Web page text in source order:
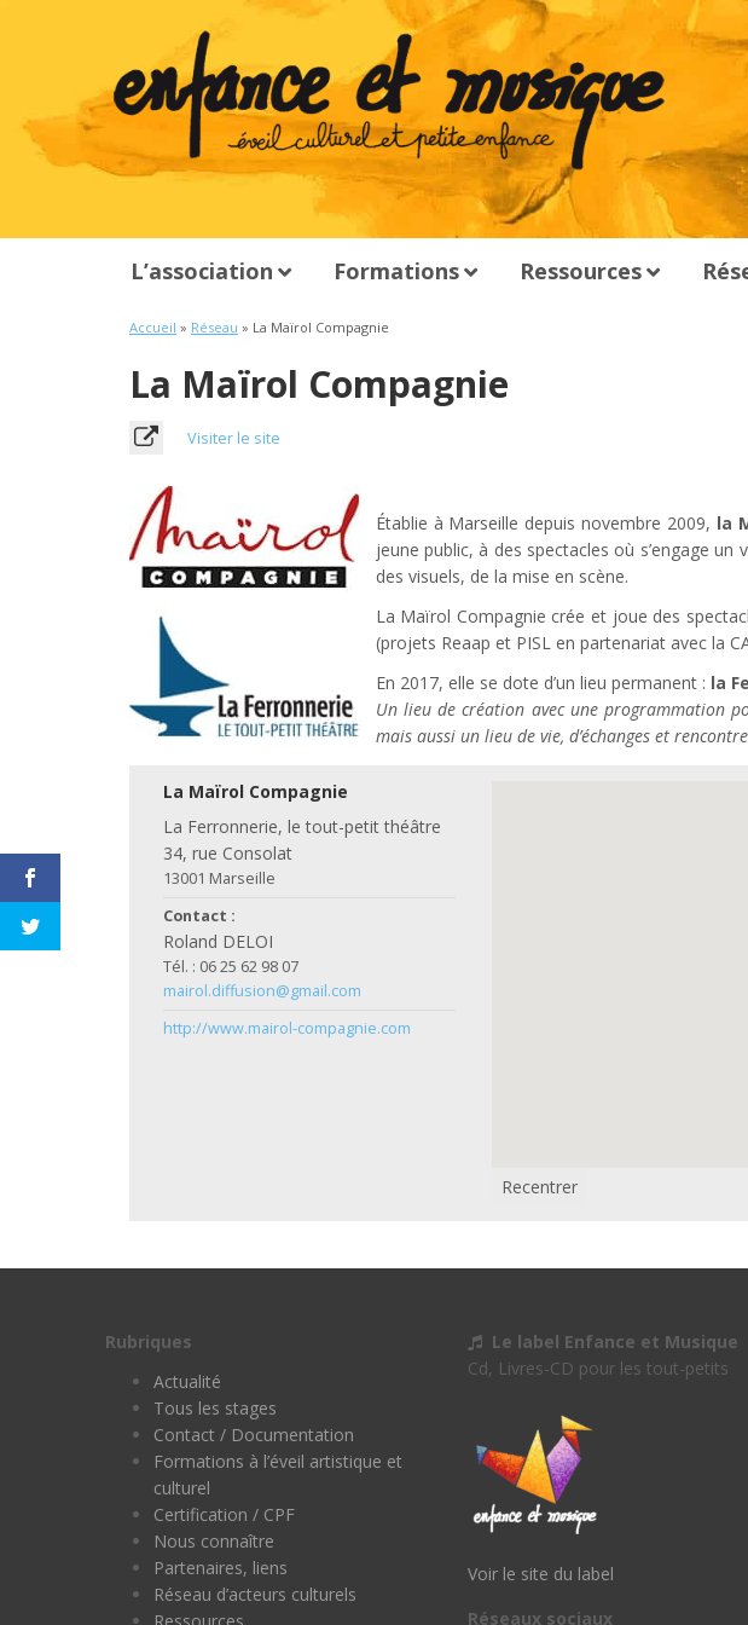
L’association Formations Ressources
Accueil » Réseau » La Maïrol Compagnie
La Maïrol Compagnie
Visiter le site
Établie à Marseille depuis novembre 2009, la
jeune public, à des spectacles où s’engage
des visuels, de la mise en scène.
La Maïrol Compagnie crée et joue des
(projets Reaap et PISL en partenariat avec la
En 2017, elle se dote d’un lieu permanent : la
Un lieu de création avec une programmation
mais aussi un lieu de vie, d’échanges et
La Maïrol Compagnie
La Ferronnerie, le tout-petit théâtre
34, rue Consolat
13001 Marseille
Contact :
Roland DELOI
Tél. : 06 25 62 98 07
mairol.diffusion@gmail.com
http://www.mairol-compagnie.com
Recentrer
Rubriques
Actualité
Tous les stages
Contact / Documentation
Formations à l’éveil artistique et
culturel
Certification / CPF
Nous connaître
Partenaires, liens
Réseau d’acteurs culturels
Le label Enfance et Musique
Cd, Livres-CD pour les tout-petits
Voir le site du label
Réseaux sociaux